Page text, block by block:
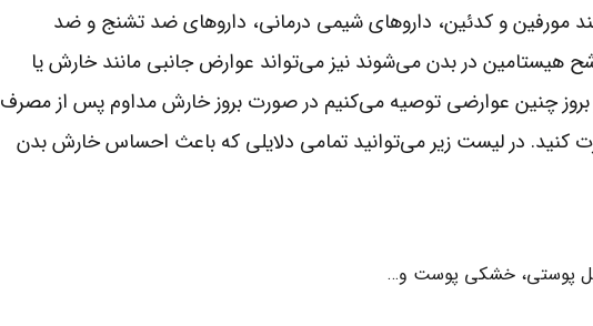
مورفین و کدئین، داروهای شیمی درمانی، داروهای ضد تشنج و ضد
هیستامین در بدن می‌شوند نیز می‌تواند عوارض جانبی مانند خارش یا
بروز چنین عوارضی توصیه می‌کنیم در صورت بروز خارش مداوم پس از مصرف
در لیست زیر می‌توانید تمامی دلایلی که باعث احساس خارش بدن
پوستی، خشکی پوست و…